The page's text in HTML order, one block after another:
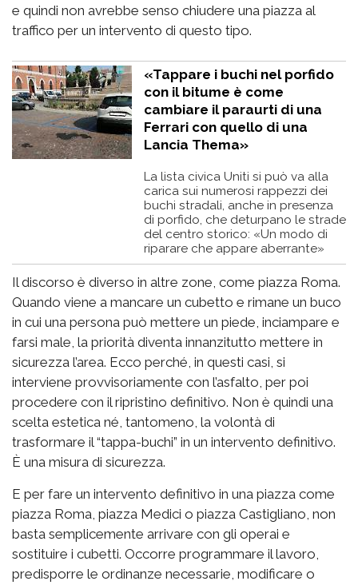
e quindi non avrebbe senso chiudere una piazza al
traffico per un intervento di questo tipo.
«Tappare i buchi nel porfido
con il bitume è come
cambiare il paraurti di una
Ferrari con quello di una
Lancia Thema»
La lista civica Uniti si può va alla
carica sui numerosi rappezzi dei
buchi stradali, anche in presenza
di porfido, che deturpano le strade
del centro storico: «Un modo di
riparare che appare aberrante»
Il discorso è diverso in altre zone, come piazza Roma.
Quando viene a mancare un cubetto e rimane un buco
in cui una persona può mettere un piede, inciampare e
farsi male, la priorità diventa innanzitutto mettere in
sicurezza l’area. Ecco perché, in questi casi, si
interviene provvisoriamente con l’asfalto, per poi
procedere con il ripristino definitivo. Non è quindi una
scelta estetica né, tantomeno, la volontà di
trasformare il “tappa-buchi” in un intervento definitivo.
È una misura di sicurezza.
E per fare un intervento definitivo in una piazza come
piazza Roma, piazza Medici o piazza Castigliano, non
basta semplicemente arrivare con gli operai e
sostituire i cubetti. Occorre programmare il lavoro,
predisporre le ordinanze necessarie, modificare o